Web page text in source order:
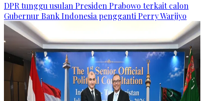
DPR tunggu usulan Presiden Prabowo terkait calon
Gubernur Bank Indonesia pengganti Perry Warjiyo